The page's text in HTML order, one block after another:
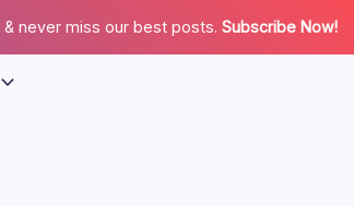
never miss our best posts. Subscribe Now!